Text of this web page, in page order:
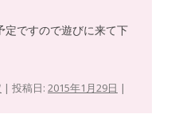
定ですので遊びに来て下
| 投稿日: 2015年1月29日 |